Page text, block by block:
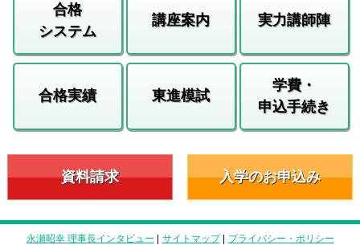
合格
システム
講座案内 実力講師陣
合格実績 東進模試
学費・
申込手続き
資料請求 入学のお申込み
永瀬昭幸 理事長インタビュー | サイトマップ| プライバシー・ポリシー